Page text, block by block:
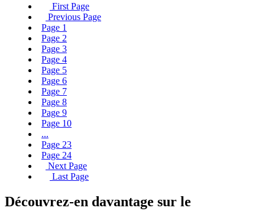
First Page
Previous Page
Page 1
Page 2
Page 3
Page 4
Page 5
Page 6
Page 7
Page 8
Page 9
Page 10
...
Page 23
Page 24
Next Page
Last Page
Découvrez-en davantage sur le